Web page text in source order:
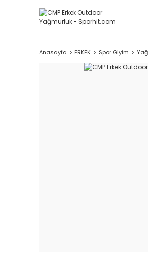
Anasayfa ERKEK Spor Giyim